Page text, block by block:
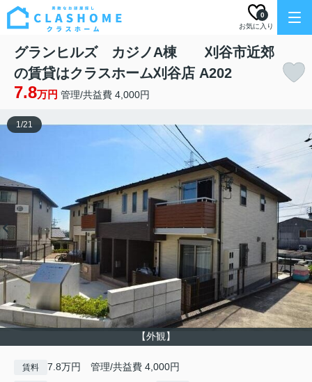
お気に入り
0
グランヒルズ カジノA棟 刈谷市近郊
の賃貸はクラスホーム刈谷店 A202
7.8万円 管理/共益費 4,000円
【外観】
1/21
賃料 7.8万円 管理/共益費 4,000円